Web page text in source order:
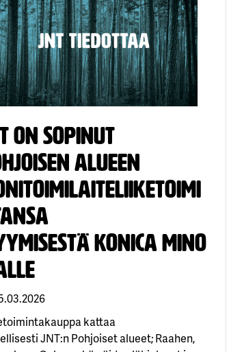
on sopinut
alueen
Konica Mino
kattaa
JNT:n Pohjoiset alueet; Raahen,